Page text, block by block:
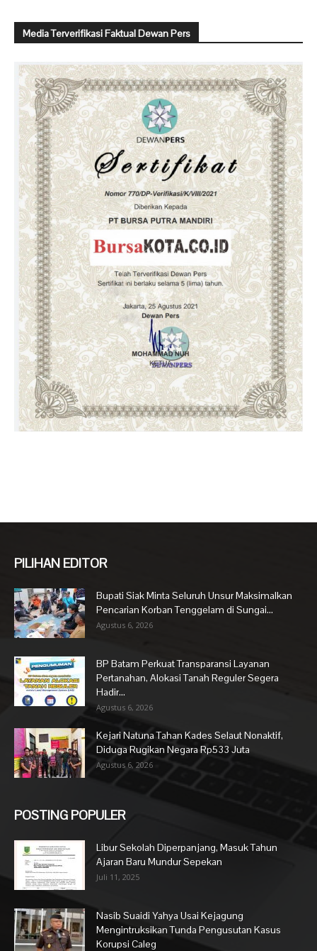
Media Terverifikasi Faktual Dewan Pers
PILIHAN EDITOR
Bupati Siak Minta Seluruh Unsur Maksimalkan
Pencarian Korban Tenggelam di Sungai...
Agustus 6, 2026
BP Batam Perkuat Transparansi Layanan
Pertanahan, Alokasi Tanah Reguler Segera
Hadir...
Agustus 6, 2026
Kejari Natuna Tahan Kades Selaut Nonaktif,
Diduga Rugikan Negara Rp533 Juta
Agustus 6, 2026
POSTING POPULER
Libur Sekolah Diperpanjang, Masuk Tahun
Ajaran Baru Mundur Sepekan
Juli 11, 2025
Nasib Suaidi Yahya Usai Kejagung
Mengintruksikan Tunda Pengusutan Kasus
Korupsi Caleg